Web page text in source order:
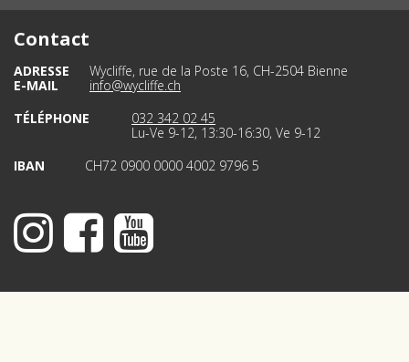
Contact
ADRESSE
Wycliffe, rue de la Poste 16, CH-2504 Bienne
E-MAIL
info@wycliffe.ch
TÉLÉPHONE
032 342 02 45
Lu-Ve 9-12, 13:30-16:30, Ve 9-12
IBAN
CH72 0900 0000 4002 9796 5